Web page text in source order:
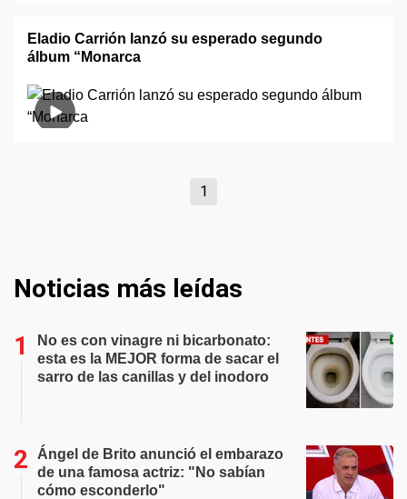
Eladio Carrión lanzó su esperado segundo
álbum “Monarca
1
Noticias más leídas
No es con vinagre ni bicarbonato:
esta es la MEJOR forma de sacar el
sarro de las canillas y del inodoro
Ángel de Brito anunció el embarazo
de una famosa actriz: "No sabían
cómo esconderlo"